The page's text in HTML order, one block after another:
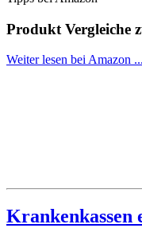
Produkt Vergleiche
Weiter lesen bei Amazon ...
Krankenkassen